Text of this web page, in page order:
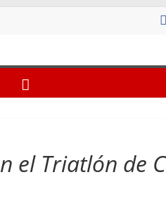
el Triatlón de